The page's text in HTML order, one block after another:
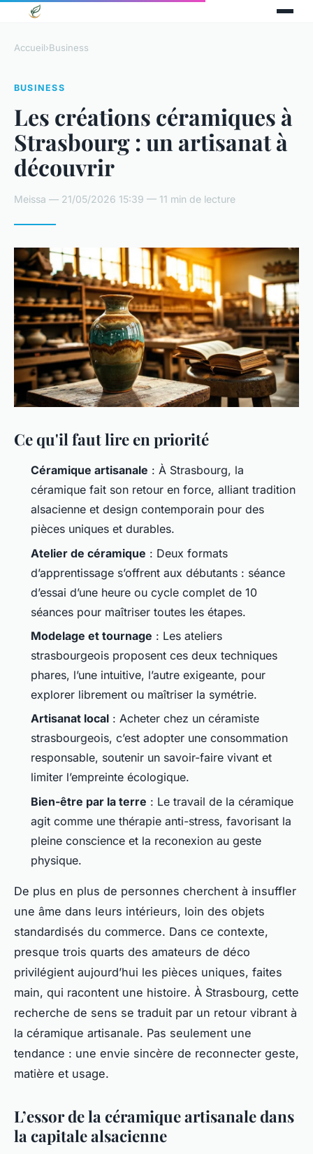
Accueil›Business
BUSINESS
Les créations céramiques à
Strasbourg : un artisanat à
découvrir
Meissa — 21/05/2026 15:39 — 11 min de lecture
Ce qu'il faut lire en priorité
Céramique artisanale : À Strasbourg, la
céramique fait son retour en force, alliant tradition
alsacienne et design contemporain pour des
pièces uniques et durables.
Atelier de céramique : Deux formats
d’apprentissage s’offrent aux débutants : séance
d’essai d’une heure ou cycle complet de 10
séances pour maîtriser toutes les étapes.
Modelage et tournage : Les ateliers
strasbourgeois proposent ces deux techniques
phares, l’une intuitive, l’autre exigeante, pour
explorer librement ou maîtriser la symétrie.
Artisanat local : Acheter chez un céramiste
strasbourgeois, c’est adopter une consommation
responsable, soutenir un savoir-faire vivant et
limiter l’empreinte écologique.
Bien-être par la terre : Le travail de la céramique
agit comme une thérapie anti-stress, favorisant la
pleine conscience et la reconexion au geste
physique.
De plus en plus de personnes cherchent à insuffler
une âme dans leurs intérieurs, loin des objets
standardisés du commerce. Dans ce contexte,
presque trois quarts des amateurs de déco
privilégient aujourd’hui les pièces uniques, faites
main, qui racontent une histoire. À Strasbourg, cette
recherche de sens se traduit par un retour vibrant à
la céramique artisanale. Pas seulement une
tendance : une envie sincère de reconnecter geste,
matière et usage.
L’essor de la céramique artisanale dans
la capitale alsacienne